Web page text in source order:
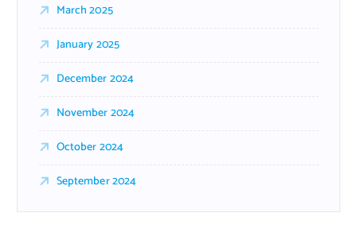
March 2025
January 2025
December 2024
November 2024
October 2024
September 2024